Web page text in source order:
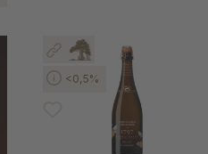
Produktgalerie überspringen
<0,5%